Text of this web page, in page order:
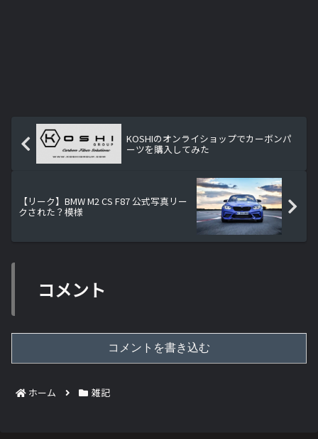
KOSHIのオンライショップでカーボンパ
ーツを購入してみた
【リーク】BMW M2 CS F87 公式写真リー
クされた？模様
コメント
コメントを書き込む
ホーム 雑記